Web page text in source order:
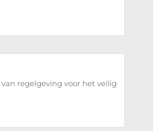
regelgeving voor het veilig